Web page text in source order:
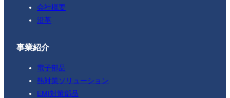
会社概要
沿革
事業紹介
電子部品
熱対策ソリューション
EMI対策部品